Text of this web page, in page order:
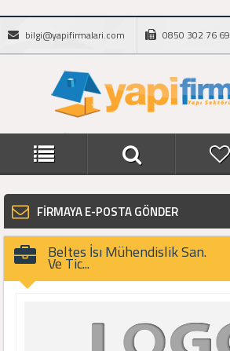
bilgi@yapifirmalari.com 0850 302 76 69
FİRMAYA E-POSTA GÖNDER
Beltes İsı Mühendislik San.
Ve Tic...